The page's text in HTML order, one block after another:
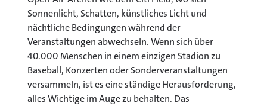
Sonnenlicht, Schatten, künstliches Licht und
nächtliche Bedingungen während der
Veranstaltungen abwechseln. Wenn sich über
40.000 Menschen in einem einzigen Stadion zu
Baseball, Konzerten oder Sonderveranstaltungen
versammeln, ist es eine ständige Herausforderung,
alles Wichtige im Auge zu behalten. Das